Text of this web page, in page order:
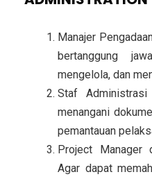
Manajer
bertanggung
mengelola, dan
Staf
menangani
pemantauan
Project Manager
Agar dapat